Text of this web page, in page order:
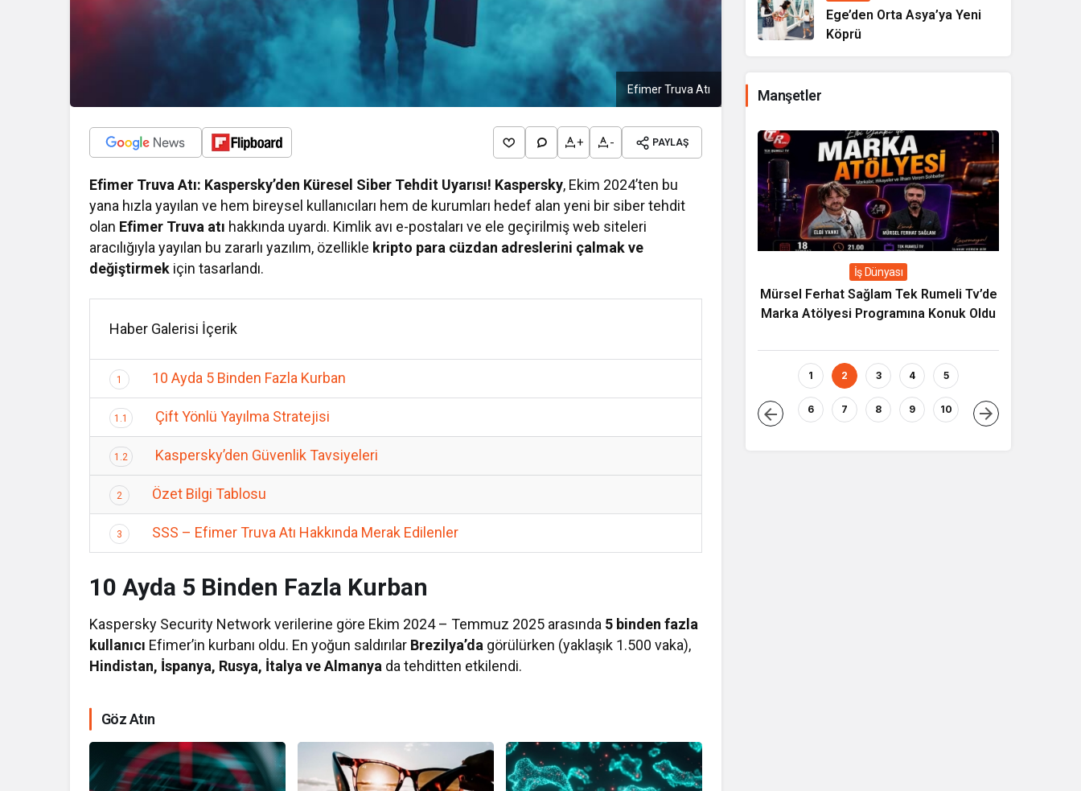
Efimer Truva Atı
+ - PAYLAŞ
Efimer Truva Atı: Kaspersky’den Küresel Siber Tehdit Uyarısı! Kaspersky, Ekim 2024’ten bu
yana hızla yayılan ve hem bireysel kullanıcıları hem de kurumları hedef alan yeni bir siber tehdit
olan Efimer Truva atı hakkında uyardı. Kimlik avı e-postaları ve ele geçirilmiş web siteleri
aracılığıyla yayılan bu zararlı yazılım, özellikle kripto para cüzdan adreslerini çalmak ve
değiştirmek için tasarlandı.
Haber Galerisi İçerik
1 10 Ayda 5 Binden Fazla Kurban
1.1 Çift Yönlü Yayılma Stratejisi
1.2 Kaspersky’den Güvenlik Tavsiyeleri
2 Özet Bilgi Tablosu
3 SSS – Efimer Truva Atı Hakkında Merak Edilenler
10 Ayda 5 Binden Fazla Kurban
Kaspersky Security Network verilerine göre Ekim 2024 – Temmuz 2025 arasında 5 binden fazla
kullanıcı Efimer’in kurbanı oldu. En yoğun saldırılar Brezilya’da görülürken (yaklaşık 1.500 vaka),
Hindistan, İspanya, Rusya, İtalya ve Almanya da tehditten etkilendi.
Göz Atın
Ege’den Orta Asya’ya Yeni
Köprü
Manşetler
İş Dünyası
Mürsel Ferhat Sağlam Tek Rumeli Tv’de
Marka Atölyesi Programına Konuk Oldu
1 2 3 4 5
6 7 8 9 10